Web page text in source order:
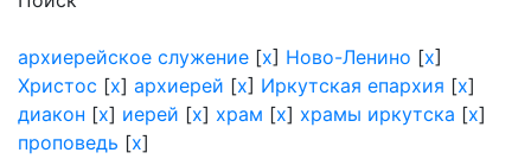
архиерейское служение [x] Ново-Ленино [x]
Христос [x] архиерей [x] Иркутская епархия [x]
диакон [x] иерей [x] храм [x] храмы иркутска [x]
проповедь [x]